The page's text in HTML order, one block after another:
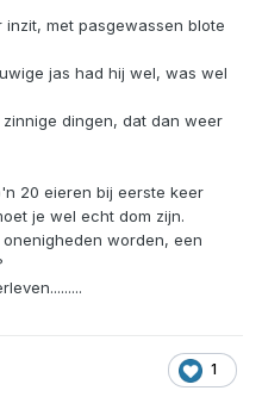
met pasgewassen blote
jas had hij wel, was wel
dingen, dat dan weer
20 eieren bij eerste keer
je wel echt dom zijn.
worden, een
1